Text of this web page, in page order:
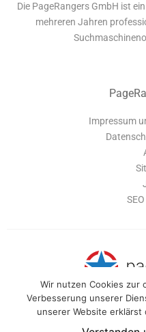
Die PageRangers GmbH ist
mehreren Jahren
Impressum
PageRangers ist eine Software-
Webseite optimal zu verwalten
Wir nutzen Cookies zur
Verbesserung unserer
unserer Website